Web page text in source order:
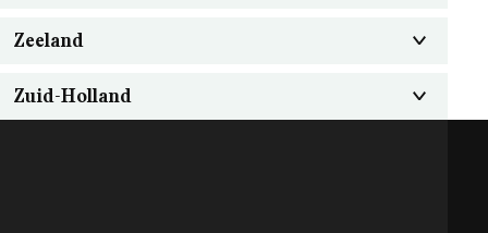
Zeeland
Zuid-Holland